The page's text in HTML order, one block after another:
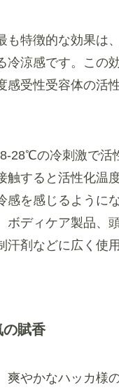
も特徴的な効果は
冷涼感です。この
感受性受容体の活
28℃の冷刺激で活
触すると活性化温
感を感じるように
ボディケア製品、
汗剤などに広く使
の賦香
爽やかなハッカ様